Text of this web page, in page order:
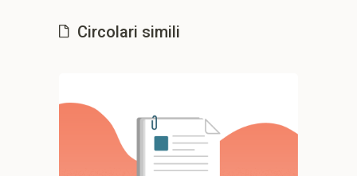
Circolari simili